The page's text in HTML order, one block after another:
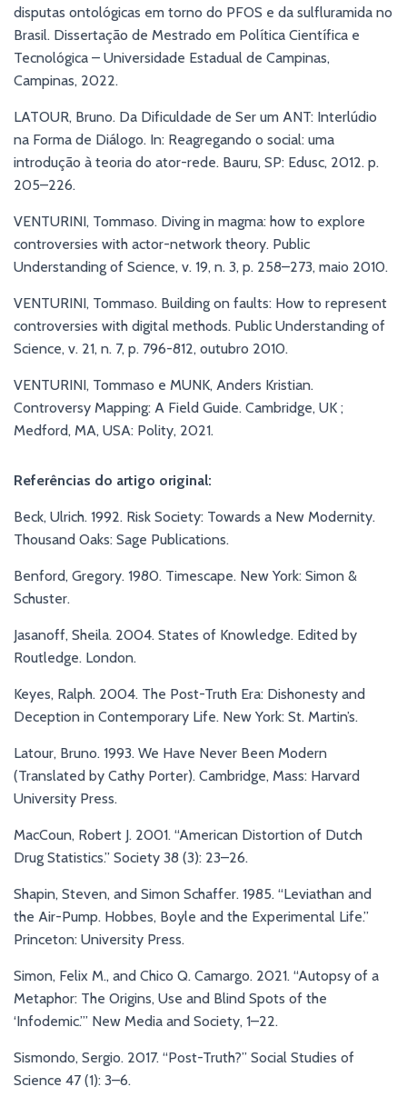
disputas ontológicas em torno do PFOS e da sulfluramida no
Brasil. Dissertação de Mestrado em Política Científica e
Tecnológica – Universidade Estadual de Campinas,
Campinas, 2022.
LATOUR, Bruno. Da Dificuldade de Ser um ANT: Interlúdio
na Forma de Diálogo. In: Reagregando o social: uma
introdução à teoria do ator-rede. Bauru, SP: Edusc, 2012. p.
205–226.
VENTURINI, Tommaso. Diving in magma: how to explore
controversies with actor-network theory. Public
Understanding of Science, v. 19, n. 3, p. 258–273, maio 2010.
VENTURINI, Tommaso. Building on faults: How to represent
controversies with digital methods. Public Understanding of
Science, v. 21, n. 7, p. 796-812, outubro 2010.
VENTURINI, Tommaso e MUNK, Anders Kristian.
Controversy Mapping: A Field Guide. Cambridge, UK ;
Medford, MA, USA: Polity, 2021.
Referências do artigo original:
Beck, Ulrich. 1992. Risk Society: Towards a New Modernity.
Thousand Oaks: Sage Publications.
Benford, Gregory. 1980. Timescape. New York: Simon &
Schuster.
Jasanoff, Sheila. 2004. States of Knowledge. Edited by
Routledge. London.
Keyes, Ralph. 2004. The Post-Truth Era: Dishonesty and
Deception in Contemporary Life. New York: St. Martin’s.
Latour, Bruno. 1993. We Have Never Been Modern
(Translated by Cathy Porter). Cambridge, Mass: Harvard
University Press.
MacCoun, Robert J. 2001. “American Distortion of Dutch
Drug Statistics.” Society 38 (3): 23–26.
Shapin, Steven, and Simon Schaffer. 1985. “Leviathan and
the Air-Pump. Hobbes, Boyle and the Experimental Life.”
Princeton: University Press.
Simon, Felix M., and Chico Q. Camargo. 2021. “Autopsy of a
Metaphor: The Origins, Use and Blind Spots of the
‘Infodemic.’” New Media and Society, 1–22.
Sismondo, Sergio. 2017. “Post-Truth?” Social Studies of
Science 47 (1): 3–6.